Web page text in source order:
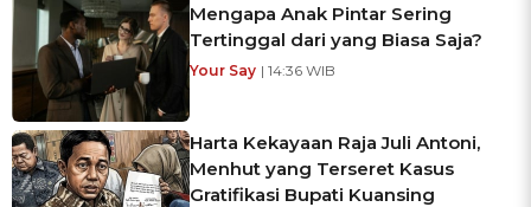
Mengapa Anak Pintar Sering
Tertinggal dari yang Biasa Saja?
Your Say | 14:36 WIB
Harta Kekayaan Raja Juli Antoni,
Menhut yang Terseret Kasus
Gratifikasi Bupati Kuansing